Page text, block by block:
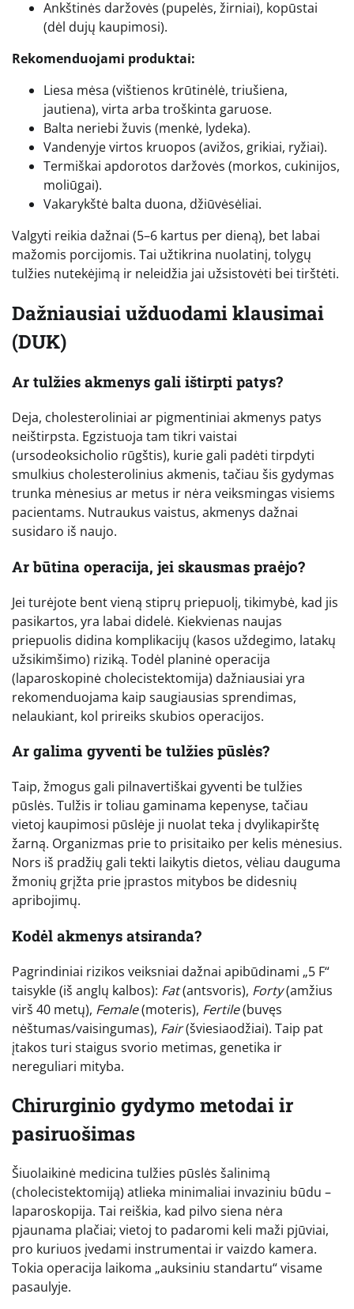
Ankštinės daržovės (pupelės, žirniai), kopūstai
(dėl dujų kaupimosi).
Rekomenduojami produktai:
Liesa mėsa (vištienos krūtinėlė, triušiena,
jautiena), virta arba troškinta garuose.
Balta neriebi žuvis (menkė, lydeka).
Vandenyje virtos kruopos (avižos, grikiai, ryžiai).
Termiškai apdorotos daržovės (morkos, cukinijos,
moliūgai).
Vakarykštė balta duona, džiūvėsėliai.
Valgyti reikia dažnai (5–6 kartus per dieną), bet labai
mažomis porcijomis. Tai užtikrina nuolatinį, tolygų
tulžies nutekėjimą ir neleidžia jai užsistovėti bei tirštėti.
Dažniausiai užduodami klausimai
(DUK)
Ar tulžies akmenys gali ištirpti patys?
Deja, cholesteroliniai ar pigmentiniai akmenys patys
neištirpsta. Egzistuoja tam tikri vaistai
(ursodeoksicholio rūgštis), kurie gali padėti tirpdyti
smulkius cholesterolinius akmenis, tačiau šis gydymas
trunka mėnesius ar metus ir nėra veiksmingas visiems
pacientams. Nutraukus vaistus, akmenys dažnai
susidaro iš naujo.
Ar būtina operacija, jei skausmas praėjo?
Jei turėjote bent vieną stiprų priepuolį, tikimybė, kad jis
pasikartos, yra labai didelė. Kiekvienas naujas
priepuolis didina komplikacijų (kasos uždegimo, latakų
užsikimšimo) riziką. Todėl planinė operacija
(laparoskopinė cholecistektomija) dažniausiai yra
rekomenduojama kaip saugiausias sprendimas,
nelaukiant, kol prireiks skubios operacijos.
Ar galima gyventi be tulžies pūslės?
Taip, žmogus gali pilnavertiškai gyventi be tulžies
pūslės. Tulžis ir toliau gaminama kepenyse, tačiau
vietoj kaupimosi pūslėje ji nuolat teka į dvylikapirštę
žarną. Organizmas prie to prisitaiko per kelis mėnesius.
Nors iš pradžių gali tekti laikytis dietos, vėliau dauguma
žmonių grįžta prie įprastos mitybos be didesnių
apribojimų.
Kodėl akmenys atsiranda?
Pagrindiniai rizikos veiksniai dažnai apibūdinami „5 F“
taisykle (iš anglų kalbos): Fat(antsvoris), Forty(amžius
virš 40 metų), Female(moteris), Fertile(buvęs
nėštumas/vaisingumas), Fair(šviesiaodžiai). Taip pat
įtakos turi staigus svorio metimas, genetika ir
nereguliari mityba.
Chirurginio gydymo metodai ir
pasiruošimas
Šiuolaikinė medicina tulžies pūslės šalinimą
(cholecistektomiją) atlieka minimaliai invaziniu būdu –
laparoskopija. Tai reiškia, kad pilvo siena nėra
pjaunama plačiai; vietoj to padaromi keli maži pjūviai,
pro kuriuos įvedami instrumentai ir vaizdo kamera.
Tokia operacija laikoma „auksiniu standartu“ visame
pasaulyje.